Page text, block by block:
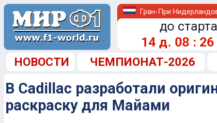
Гран-При
до
14 д. 08 : 26
НОВОСТИ ЧЕМПИОНАТ-2026
В Cadillac разработали
раскраску для Майами